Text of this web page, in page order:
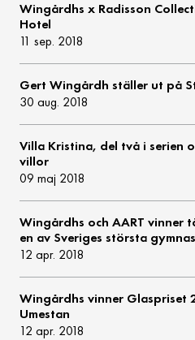
Wingårdhs x Radisson
Hotel
11 sep. 2018
Gert Wingårdh ställer ut på
30 aug. 2018
Villa Kristina, del två i serien
villor
09 maj 2018
Wingårdhs och AART vinner
en av Sveriges största
12 apr. 2018
Wingårdhs vinner Glaspriset
Umestan
12 apr. 2018